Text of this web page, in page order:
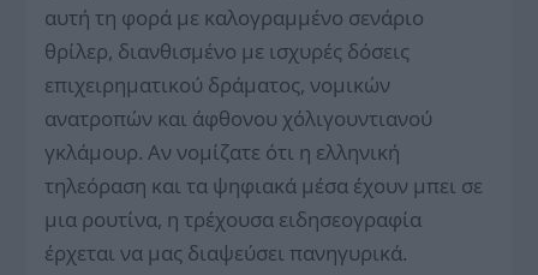
αυτή τη φορά με καλογραμμένο σενάριο
θρίλερ, διανθισμένο με ισχυρές δόσεις
επιχειρηματικού δράματος, νομικών
ανατροπών και άφθονου χόλιγουντιανού
γκλάμουρ. Αν νομίζατε ότι η ελληνική
τηλεόραση και τα ψηφιακά μέσα έχουν μπει σε
μια ρουτίνα, η τρέχουσα ειδησεογραφία
έρχεται να μας διαψεύσει πανηγυρικά.